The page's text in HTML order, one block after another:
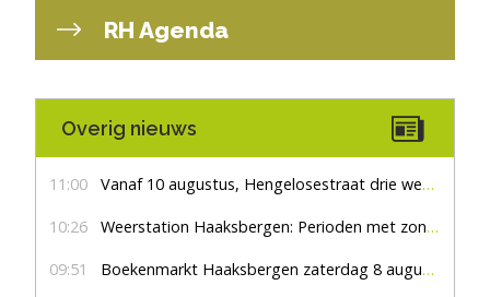
RH Agenda
Overig nieuws
11:00 Vanaf 10 augustus, Hengelosestraat drie weken dicht voor doorgaand verkeer
10:26 Weerstation Haaksbergen: Perioden met zon en droog
09:51 Boekenmarkt Haaksbergen zaterdag 8 augustus, marktplein Haaksbergen